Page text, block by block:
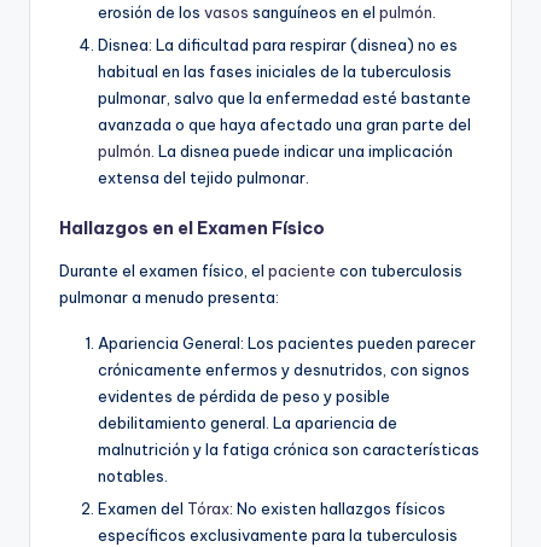
erosión de los vasos sanguíneos en el pulmón
Disnea: La dificultad para respirar (disnea) no es
habitual en las fases iniciales de la tuberculosis
pulmonar, salvo que la enfermedad esté bastante
avanzada o que haya afectado una gran parte del
pulmón . La disnea puede indicar una implicación
extensa del tejido pulmonar.
Hallazgos en el Examen Físico
Durante el examen físico, el paciente con tuberculosis
pulmonar a menudo presenta:
Apariencia General: Los pacientes pueden parecer
crónicamente enfermos y desnutridos, con signos
evidentes de pérdida de peso y posible
debilitamiento general. La apariencia de
malnutrición y la fatiga crónica son características
notables.
Examen del Tórax: No existen hallazgos físicos
específicos exclusivamente para la tuberculosis